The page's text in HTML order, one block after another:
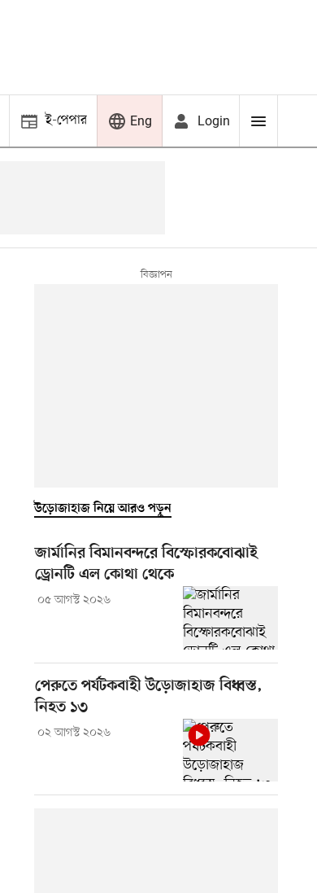
ই-পেপার Eng Login
উড়োজাহাজ নিয়ে আরও পড়ুন
জার্মানির বিমানবন্দরে বিস্ফোরকবোঝাই
ড্রোনটি এল কোথা থেকে
০৫ আগস্ট ২০২৬
পেরুতে পর্যটকবাহী উড়োজাহাজ বিধ্বস্ত,
নিহত ১৩
০২ আগস্ট ২০২৬